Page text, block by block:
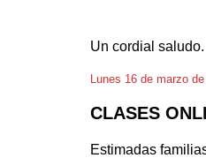
Un cordial saludo.
Lunes 16 de marzo
CLASES
Estimadas